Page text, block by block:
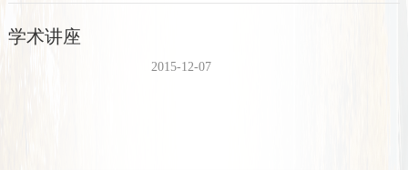
学术讲座
2015-12-07